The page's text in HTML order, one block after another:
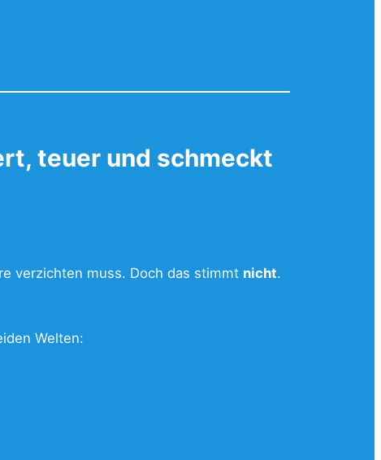
teuer und schmeckt
verzichten muss. Doch das stimmt nicht.
Welten: